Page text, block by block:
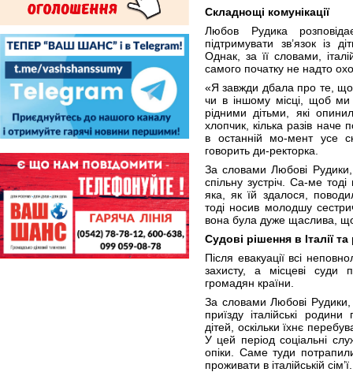
Складнощі комунікації
Любов Рудика
підтримувати зв’язок із
Однак, за її словами,
самого початку не надто
«Я завжди дбала про те, щоб
чи в іншому місці, щоб ми
рідними дітьми, які
хлопчик, кілька разів наче
в останній мо-мент усе
говорить ди-ректорка.
За словами Любові
спільну зустріч. Са-ме
яка, як їй здалося,
тоді носив молодшу
вона була дуже щаслива,
Судові рішення в Італії
Після евакуації всі
захисту, а місцеві суди
громадян країни.
За словами Любові Рудики,
приїзду італійські
дітей, оскільки їхнє
У цей період соціальні
опіки. Саме туди
проживати в італійській сім’ї.